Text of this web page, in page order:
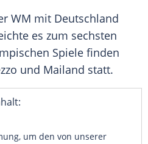
WM mit Deutschland
es zum sechsten
Spiele finden
und Mailand statt.
um den von unserer